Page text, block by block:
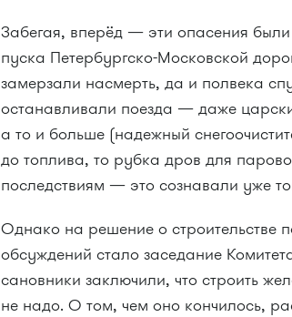
Забегая, вперёд — эти опасения
пуска Петербургско-Московской
замерзали насмерть, да и полвека
останавливали поезда — даже
а то и больше (надежный
до топлива, то рубка дров для
последствиям — это сознавали уже
Однако на решение о строительстве
обсуждений стало заседание
сановники заключили, что строить
не надо. О том, чем оно кончилось,